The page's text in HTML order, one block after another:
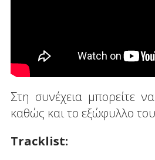
Στη συνέχεια μπορείτε
καθώς και το εξώφυλλο
Tracklist: